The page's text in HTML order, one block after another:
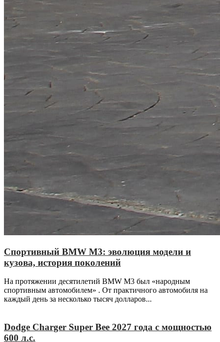
Спортивный BMW M3: эволюция модели и
кузова, история поколений
На протяжении десятилетий BMW M3 был «народным
спортивным автомобилем» . От практичного автомобиля на
каждый день за несколько тысяч долларов...
Dodge Charger Super Bee 2027 года с мощностью
600 л.с.